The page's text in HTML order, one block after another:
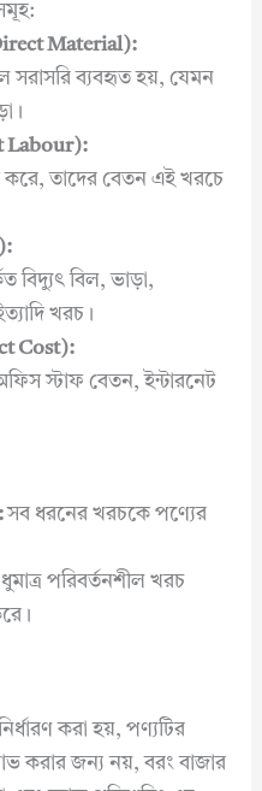
Material):
সরাসরি ব্যবহৃত হয়, যেমন
Labour):
করে, তাদের বেতন এই খরচে
বিদ্যুৎ বিল, ভাড়া,
খরচ।
Cost):
স্টাফ বেতন, ইন্টারনেট
সব ধরনের খরচকে পণ্যের
পরিবর্তনশীল খরচ
করা হয়, পণ্যটির
করার জন্য নয়, বরং বাজার